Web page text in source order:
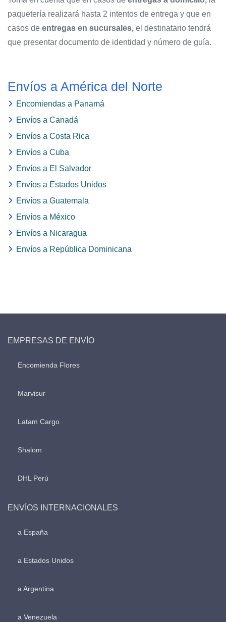
paquetería realizará hasta 2 intentos de entrega y que en
casos de entregas en sucursales, el destinatario tendrá
que presentar documento de identidad y número de guía.
Envíos a América del Norte
Encomiendas a Panamá
Envíos a Canadá
Envíos a Costa Rica
Envíos a Cuba
Envíos a El Salvador
Envíos a Estados Unidos
Envíos a Guatemala
Envíos a México
Envíos a Nicaragua
Envíos a República Dominicana
EMPRESAS DE ENVÍO
Encomienda Flores
Marvisur
Latam Cargo
Shalom
DHL Perú
ENVÍOS INTERNACIONALES
a España
a Estados Unidos
a Argentina
a Venezuela